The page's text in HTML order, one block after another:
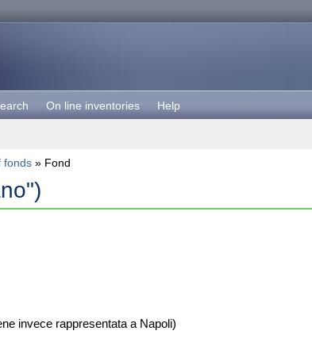
On line inventories Help
fonds » Fond
invece rappresentata a Napoli)